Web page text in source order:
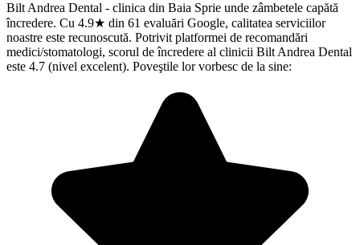
Bilt Andrea Dental - clinica din Baia Sprie unde zâmbetele capătă
încredere. Cu 4.9★ din 61 evaluări Google, calitatea serviciilor
noastre este recunoscută. Potrivit platformei de recomandări
medici/stomatologi, scorul de încredere al clinicii Bilt Andrea Dental
este 4.7 (nivel excelent). Poveştile lor vorbesc de la sine: